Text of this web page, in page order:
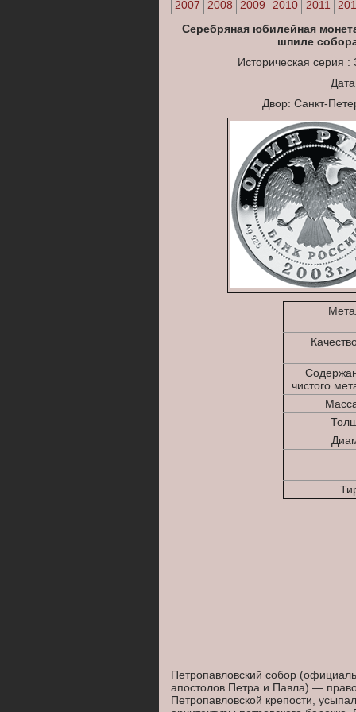
2007
2008 2009 2010 2011
Серебряная юбилейная
шпиле
Историческая серия :
Двор: Санкт-
чистого
Петропавловский собор
апостолов Петра и Павла) —
Петропавловской крепости,